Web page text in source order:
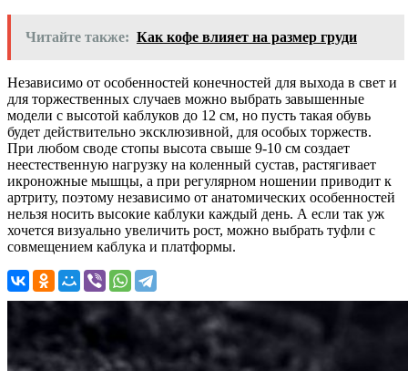
Читайте также: Как кофе влияет на размер груди
Независимо от особенностей конечностей для выхода в свет и
для торжественных случаев можно выбрать завышенные
модели с высотой каблуков до 12 см, но пусть такая обувь
будет действительно эксклюзивной, для особых торжеств.
При любом своде стопы высота свыше 9-10 см создает
неестественную нагрузку на коленный сустав, растягивает
икроножные мышцы, а при регулярном ношении приводит к
артриту, поэтому независимо от анатомических особенностей
нельзя носить высокие каблуки каждый день. А если так уж
хочется визуально увеличить рост, можно выбрать туфли с
совмещением каблука и платформы.